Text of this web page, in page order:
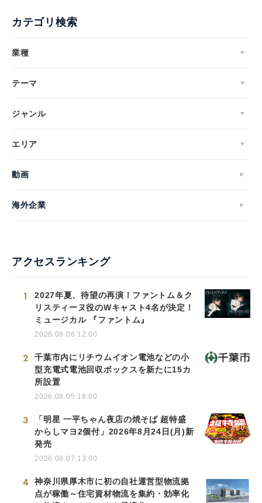
カテゴリ検索
業種
テーマ
ジャンル
エリア
動画
海外企業
アクセスランキング
1
2027年夏、待望の再演！ファントム＆ク
リスティーヌ役のWキャスト4名が決定！
ミュージカル 『ファントム』
2026.08.06 12:00
2
千葉市内にリチウムイオン電池などの小
型充電式電池回収ボックスを新たに15カ
所設置
2026.08.05 16:00
3
「明星 一平ちゃん夜店の焼そば 超特盛
からしマヨ2個付」2026年8月24日(月)新
発売
2026.08.07 13:00
4
神奈川県厚木市に初の自社運営型物流拠
点が稼働～住宅資材物流を集約・効率化